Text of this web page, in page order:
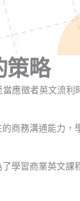
策略
應徵者英文流利
商務溝通能力，
學習商業英文課